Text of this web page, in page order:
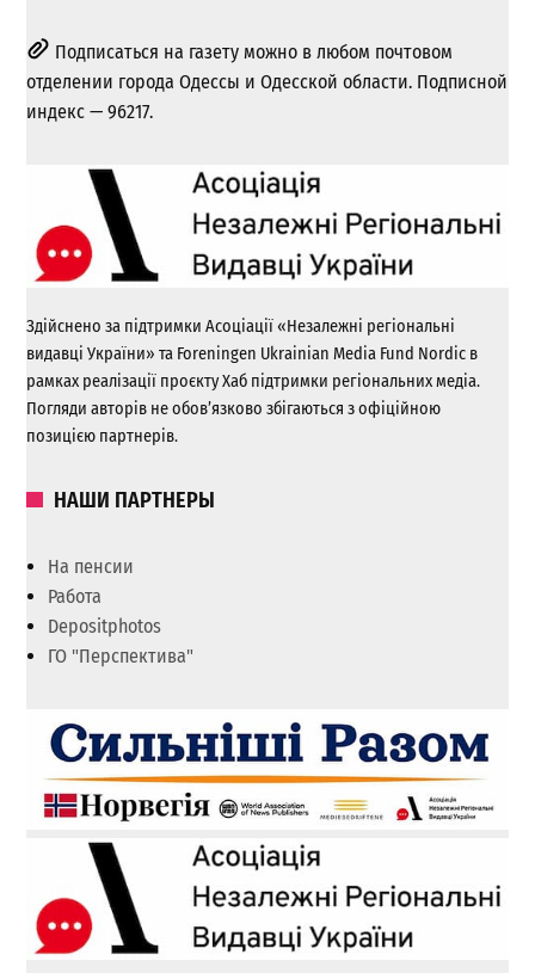
Подписаться на газету можно в любом почтовом
отделении города Одессы и Одесской области. Подписной
индекс — 96217.
Здійснено за підтримки Асоціації «Незалежні регіональні
видавці України» та Foreningen Ukrainian Media Fund Nordic в
рамках реалізації проєкту Хаб підтримки регіональних медіа.
Погляди авторів не обов’язково збігаються з офіційною
позицією партнерів.
НАШИ ПАРТНЕРЫ
На пенсии
Работа
Depositphotos
ГО "Перспектива"